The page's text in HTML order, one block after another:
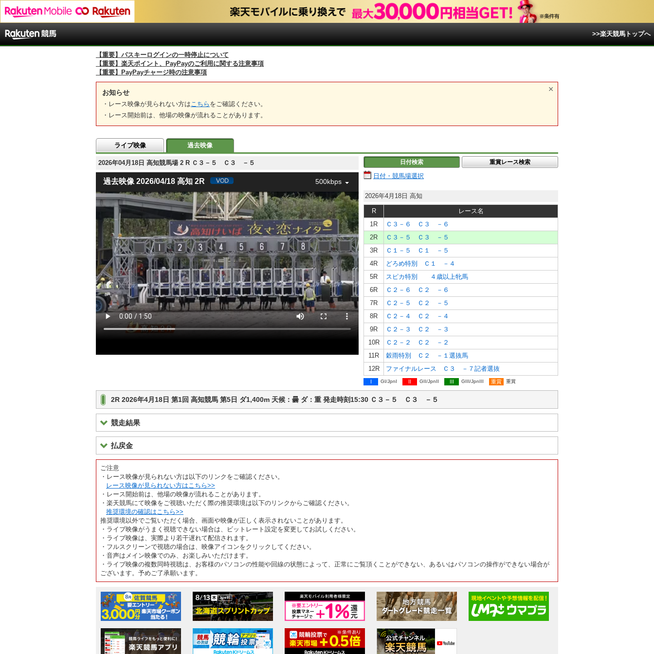
>>楽天競馬トップへ
【重要】パスキーログインの一時停止について
【重要】楽天ポイント、PayPayのご利用に関する注意事項
【重要】PayPayチャージ時の注意事項
お知らせ
・レース映像が見られない方は こちら をご確認ください。
・レース開始前は、他場の映像が流れることがあります。
ライブ映像 過去映像
2026年04月18日 高知競馬場 2 R Ｃ３－５ Ｃ３ －５
過去映像 2026/04/18 高知 2R 500kbps
日付検索 重賞レース検索
日付・競馬場選択
2026年4月18日 高知
R
レース名
1R
Ｃ３－６ Ｃ３ －６
2R
Ｃ３－５ Ｃ３ －５
3R
Ｃ１－５ Ｃ１ －５
4R
どろめ特別 Ｃ１ －４
5R
スピカ特別 ４歳以上牝馬
6R
Ｃ２－６ Ｃ２ －６
7R
Ｃ２－５ Ｃ２ －５
8R
Ｃ２－４ Ｃ２ －４
9R
Ｃ２－３ Ｃ２ －３
10R
Ｃ２－２ Ｃ２ －２
11R
穀雨特別 Ｃ２ －１選抜馬
12R
ファイナルレース Ｃ３ －７記者選抜
I GI/JpnI II GII/JpnII III GIII/JpnIII 重賞 重賞
2R 2026年4月18日 第1回 高知競馬 第5日 ダ1,400m 天候：曇 ダ：重 発走時刻15:30 Ｃ３－５ Ｃ３ －５
競走結果
払戻金
ご注意
・レース映像が見られない方は以下のリンクをご確認ください。
レース映像が見られない方はこちら>>
・レース開始前は、他場の映像が流れることがあります。
・楽天競馬にて映像をご視聴いただく際の推奨環境は以下のリンクからご確認ください。
推奨環境の確認はこちら>>
推奨環境以外でご覧いただく場合、画面や映像が正しく表示されないことがあります。
・ライブ映像がうまく視聴できない場合は、ビットレート設定を変更してお試しください。
・ライブ映像は、実際より若干遅れて配信されます。
・フルスクリーンで視聴の場合は、映像アイコンをクリックしてください。
・音声はメイン映像でのみ、お楽しみいただけます。
・ライブ映像の複数同時視聴は、お客様のパソコンの性能や回線の状態によって、正常にご覧頂くことができない、あるいはパソコンの操作ができない場合が
ございます。予めご了承願います。